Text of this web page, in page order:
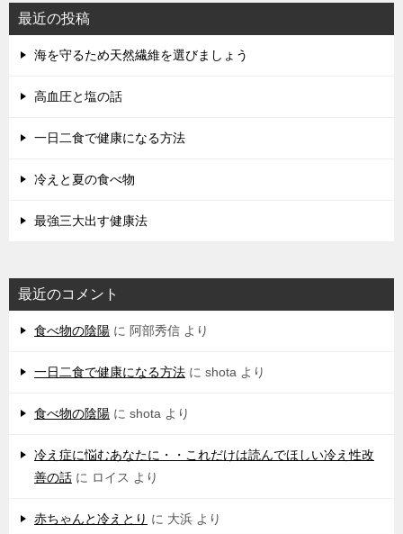
最近の投稿
海を守るため天然繊維を選びましょう
高血圧と塩の話
一日二食で健康になる方法
冷えと夏の食べ物
最強三大出す健康法
最近のコメント
食べ物の陰陽 に 阿部秀信 より
一日二食で健康になる方法 に shota より
食べ物の陰陽 に shota より
冷え症に悩むあなたに・・これだけは読んでほしい冷え性改
善の話 に ロイス より
赤ちゃんと冷えとり に 大浜 より